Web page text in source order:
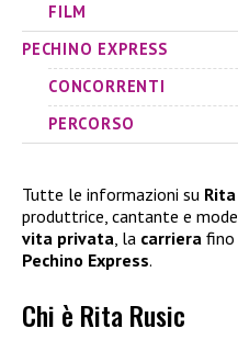
FILM
PECHINO EXPRESS
CONCORRENTI
PERCORSO
Tutte le informazioni su
produttrice, cantante e
vita privata , la carriera
Pechino Express.
Chi è Rita Rusic